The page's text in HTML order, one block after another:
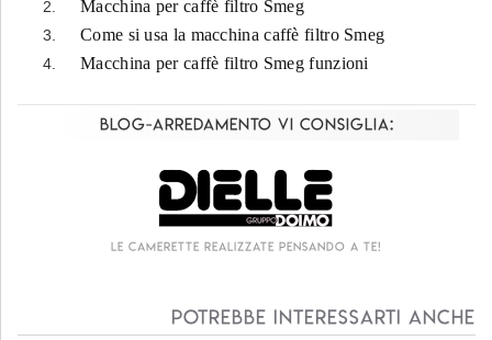
Macchina per caffè filtro Smeg
Come si usa la macchina caffè filtro Smeg
Macchina per caffè filtro Smeg funzioni
Blog-Arredamento vi consiglia:
Le camerette realizzate pensando a te!
Potrebbe interessarti anche